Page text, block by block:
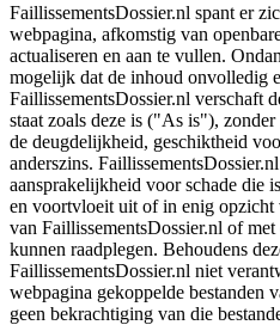
FaillissementsDossier.nl spant er
webpagina, afkomstig van
actualiseren en aan te vullen.
mogelijk dat de inhoud onvolledig
FaillissementsDossier.nl verschaft
staat zoals deze is ("As is"),
de deugdelijkheid, geschiktheid
anderszins.
aansprakelijkheid voor schade die
en voortvloeit uit of in enig opzicht
van FaillissementsDossier.nl of
kunnen raadplegen. Behoudens
FaillissementsDossier.nl niet
webpagina gekoppelde bestanden
geen bekrachtiging van die